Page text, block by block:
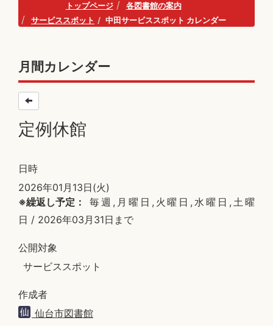
トップページ
各図書館の案内
サービススポット
中田サービススポット カレンダー
月間カレンダー
定例休館
日時
2026年01月13日(火)
※繰返し予定：
毎週,月曜日,火曜日,水曜日,土曜
日 / 2026年03月31日まで
公開対象
サービススポット
作成者
仙台市図書館